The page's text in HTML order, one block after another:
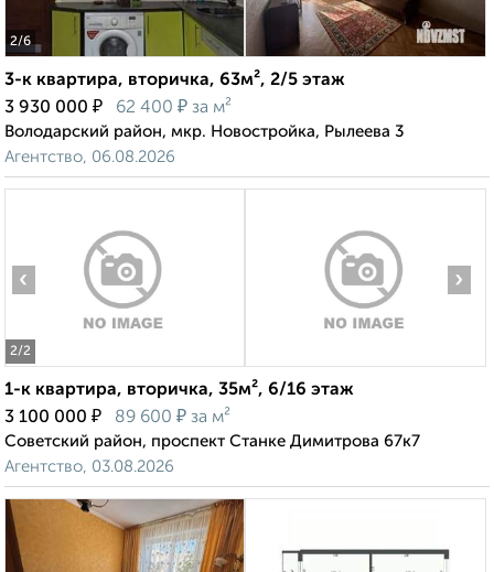
2/6
3-к квартира, вторичка, 63м², 2/5 этаж
3 930 000 ₽ 62 400 ₽ за м²
Володарский район, мкр. Новостройка, Рылеева 3
Агентство, 06.08.2026
2/2
‹ ›
1-к квартира, вторичка, 35м², 6/16 этаж
3 100 000 ₽ 89 600 ₽ за м²
Советский район, проспект Станке Димитрова 67к7
Агентство, 03.08.2026